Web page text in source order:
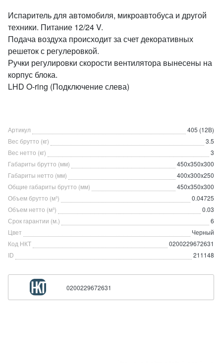
Испаритель для автомобиля, микроавтобуса и другой
техники. Питание 12/24 V.
Подача воздуха происходит за счет декоративных
решеток с регулеровкой.
Ручки регулировки скорости вентилятора вынесены на
корпус блока.
LHD O-ring (Подключение слева)
Артикул
405 (12В)
Вес брутто (кг)
3.5
Вес нетто (кг)
3
Габариты брутто (мм)
450x350x300
Габариты нетто (мм)
400x300x250
Общие габариты брутто (мм)
450x350x300
Объем брутто (м³)
0.04725
Объем нетто (м³)
0.03
Срок гарантии (м.)
6
Цвет
Черный
Код НКТ
0200229672631
ID
211148
0200229672631